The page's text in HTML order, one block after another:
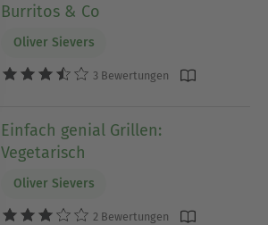
Burritos & Co
Oliver Sievers
3 Bewertungen
Einfach genial Grillen:
Vegetarisch
Oliver Sievers
2 Bewertungen